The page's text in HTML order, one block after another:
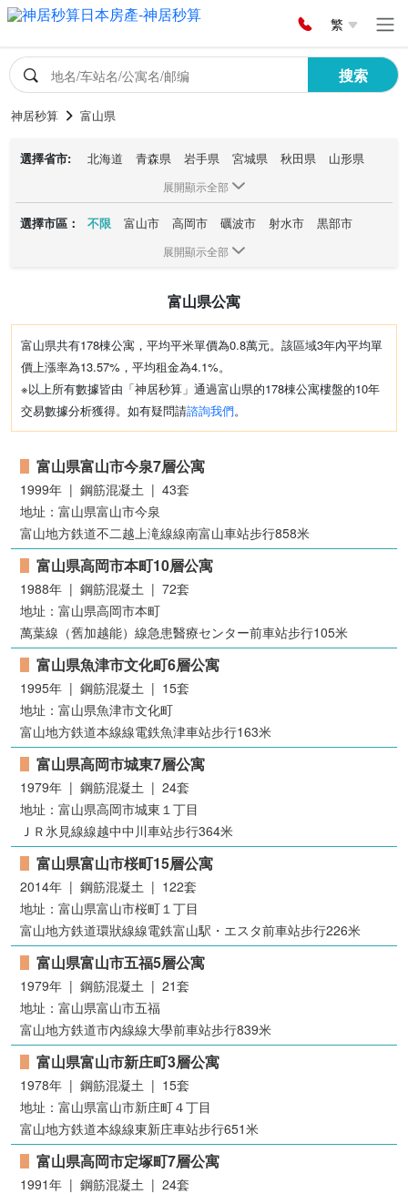
繁
搜索
神居秒算 富山県
選擇省市: 北海道 青森県 岩手県 宮城県 秋田県
山形県
茨城県 栃木県 群馬県
東京都
神奈川県 新潟県 富山県 石川県
福井県
山梨県
長野県 岐阜県 靜岡県 愛知県
三重県
京都府 大阪府 兵庫県
大分県 宮崎県 鹿児島県
展開顯示全部
選擇市區： 不限 富山市 高岡市 礪波市 射水市
黒部市
展開顯示全部
富山県公寓
富山県共有178棟公寓，平均平米單價為0.8萬元。該區域3年內平均單
價上漲率為13.57%，平均租金為4.1%。
※以上所有數據皆由「神居秒算」通過富山県的178棟公寓樓盤的10年
交易數據分析獲得。如有疑問請諮詢我們。
富山県富山市今泉7層公寓
1999年 | 鋼筋混凝土 | 43套
地址：富山県富山市今泉
富山地方鉄道不二越上滝線線南富山車站步行858米
富山県高岡市本町10層公寓
1988年 | 鋼筋混凝土 | 72套
地址：富山県高岡市本町
萬葉線（舊加越能）線急患醫療センター前車站步行105米
富山県魚津市文化町6層公寓
1995年 | 鋼筋混凝土 | 15套
地址：富山県魚津市文化町
富山地方鉄道本線線電鉄魚津車站步行163米
富山県高岡市城東7層公寓
1979年 | 鋼筋混凝土 | 24套
地址：富山県高岡市城東１丁目
ＪＲ氷見線線越中中川車站步行364米
富山県富山市桜町15層公寓
2014年 | 鋼筋混凝土 | 122套
地址：富山県富山市桜町１丁目
富山地方鉄道環狀線線電鉄富山駅・エスタ前車站步行226米
富山県富山市五福5層公寓
1979年 | 鋼筋混凝土 | 21套
地址：富山県富山市五福
富山地方鉄道市內線線大學前車站步行839米
富山県富山市新庄町3層公寓
1978年 | 鋼筋混凝土 | 15套
地址：富山県富山市新庄町４丁目
富山地方鉄道本線線東新庄車站步行651米
富山県高岡市定塚町7層公寓
1991年 | 鋼筋混凝土 | 24套